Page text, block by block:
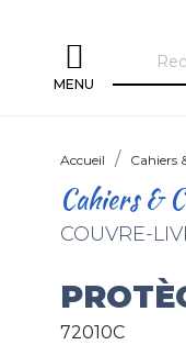
MENU
Accueil Cahiers
Cahiers &
COUVRE-
72010C